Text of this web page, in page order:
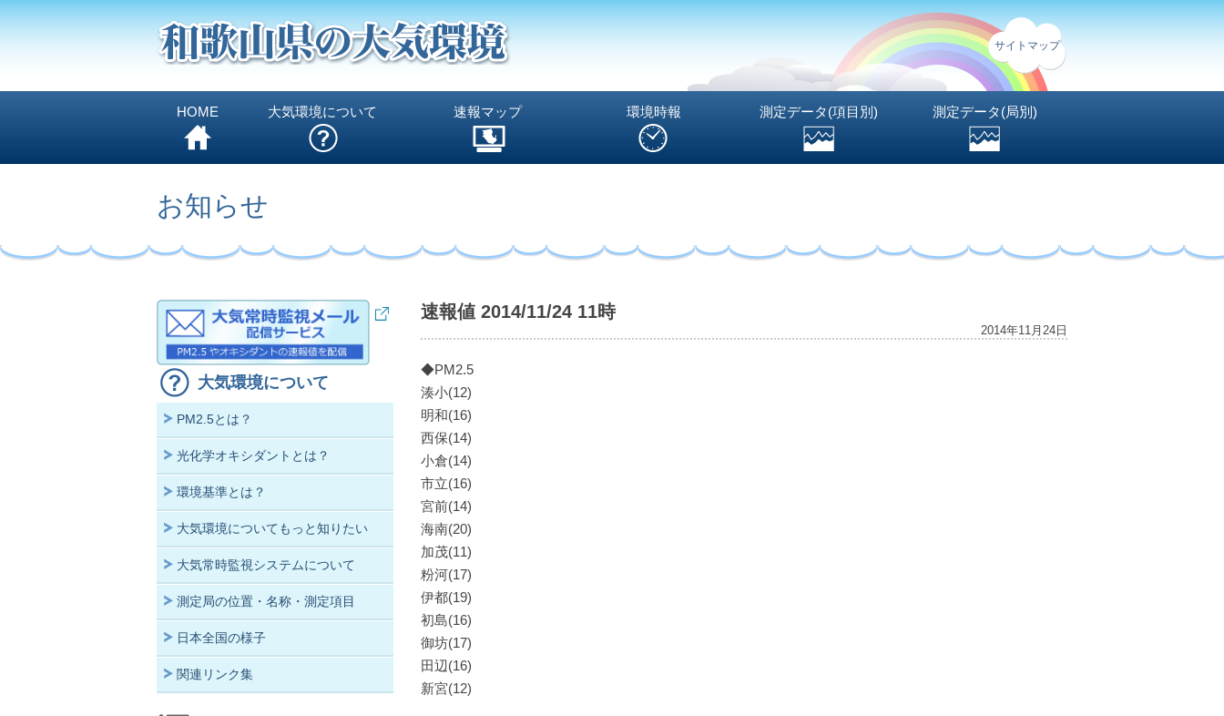
サイトマップ
HOME 大気環境について 速報マップ 環境時報 測定データ(項目別) 測定データ(局別)
お知らせ
速報値 2014/11/24 11時
2014年11月24日
◆PM2.5
湊小(12)
明和(16)
西保(14)
小倉(14)
市立(16)
宮前(14)
海南(20)
加茂(11)
粉河(17)
伊都(19)
初島(16)
御坊(17)
田辺(16)
新宮(12)
大気環境について
PM2.5とは？
光化学オキシダントとは？
環境基準とは？
大気環境についてもっと知りたい
大気常時監視システムについて
測定局の位置・名称・測定項目
日本全国の様子
関連リンク集